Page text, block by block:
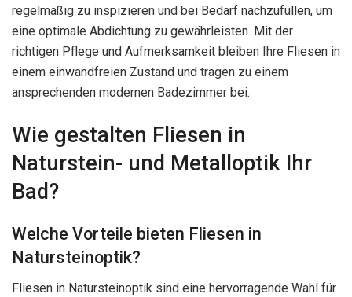
regelmäßig zu inspizieren und bei Bedarf nachzufüllen, um
eine optimale Abdichtung zu gewährleisten. Mit der
richtigen Pflege und Aufmerksamkeit bleiben Ihre Fliesen in
einem einwandfreien Zustand und tragen zu einem
ansprechenden modernen Badezimmer bei.
Wie gestalten Fliesen in
Naturstein- und Metalloptik Ihr
Bad?
Welche Vorteile bieten Fliesen in
Natursteinoptik?
Fliesen in Natursteinoptik sind eine hervorragende Wahl für